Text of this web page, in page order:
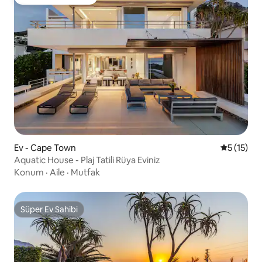
Ev - Cape Town 55 (15)
Aquatic House - Plaj Tatili Rüya Eviniz
Konum · Aile · Mutfak
Süper Ev Sahibi
Süper Ev Sahibi